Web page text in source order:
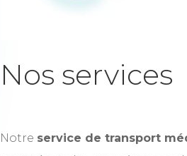
Nos services
Notre service de transport